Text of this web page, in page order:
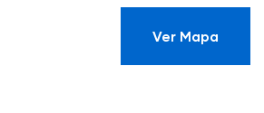
Ver Mapa